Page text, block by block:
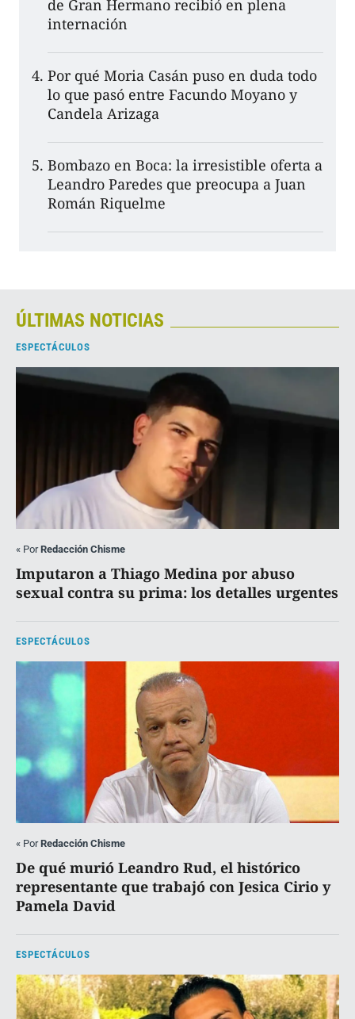
de Gran Hermano recibió en plena
internación
Por qué Moria Casán puso en duda todo
lo que pasó entre Facundo Moyano y
Candela Arizaga
Bombazo en Boca: la irresistible oferta a
Leandro Paredes que preocupa a Juan
Román Riquelme
ÚLTIMAS NOTICIAS
ESPECTÁCULOS
« PorRedacción Chisme
Imputaron a Thiago Medina por abuso
sexual contra su prima: los detalles urgentes
ESPECTÁCULOS
« PorRedacción Chisme
De qué murió Leandro Rud, el histórico
representante que trabajó con Jesica Cirio y
Pamela David
ESPECTÁCULOS